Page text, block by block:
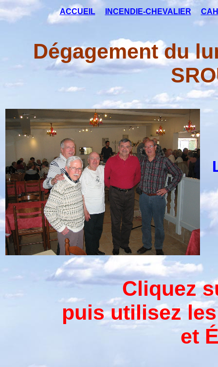
ACCUEIL INCENDIE-CHEVALIER
Dégagement du
Cliquez
puis utilisez
et